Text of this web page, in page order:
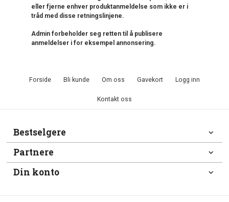
eller fjerne enhver produktanmeldelse som ikke er i
tråd med disse retningslinjene.
Admin forbeholder seg retten til å publisere
anmeldelser i for eksempel annonsering.
Forside Bli kunde Om oss Gavekort Logg inn
Kontakt oss
Bestselgere
Partnere
Din konto